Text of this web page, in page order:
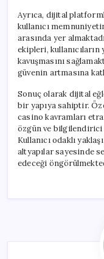
Ayrıca, dijital
kullanıcı
arasında yer
ekipleri, kullanıcıların
kavuşmasını
güvenin artmasına
Sonuç olarak dijital
bir yapıya sahiptir.
casino kavramları
özgün ve bilgilendirici
Kullanıcı odaklı
altyapılar sayesinde
edeceği